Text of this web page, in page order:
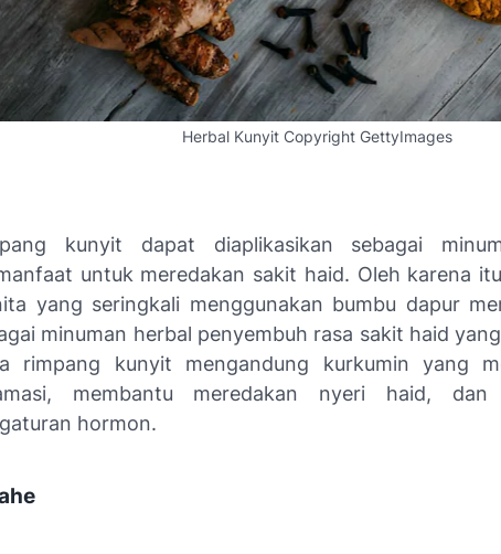
Herbal Kunyit Copyright GettyImages
kunyit dapat diaplikasikan sebagai
untuk meredakan sakit haid. Oleh karena
yang seringkali menggunakan bumbu dapur
minuman herbal penyembuh rasa sakit haid
rimpang kunyit mengandung kurkumin yang
membantu meredakan nyeri haid, dan
hormon.